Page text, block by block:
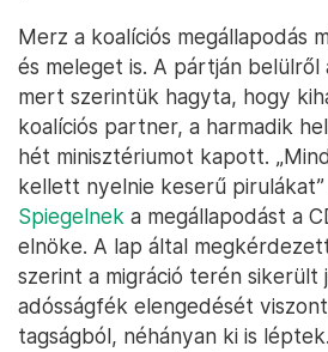
Merz a koalíciós megállapodás
és meleget is. A pártján
mert szerintük hagyta, hogy
koalíciós partner, a harmadik
hét minisztériumot kapott.
kellett nyelnie keserű
Spiegelnek a megállapodást a
elnöke. A lap által
szerint a migráció terén sikerült
adósságfék elengedését
tagságból, néhányan ki is